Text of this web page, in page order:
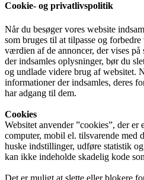
Cookie- og privatlivspolitik
Når du besøger vores website
som bruges til at tilpasse og
værdien af de annoncer, der vises
der indsamles oplysninger, bør du
og undlade videre brug af websitet.
informationer der indsamles, deres
har adgang til dem.
Cookies
Websitet anvender ”cookies”, der er
computer, mobil el. tilsvarende med
huske indstillinger, udføre statistik
kan ikke indeholde skadelig kode
Det er muligt at slette eller blokere